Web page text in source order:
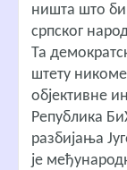
ништа што
српског
Та
штету
објективне
Република
разбијања
је